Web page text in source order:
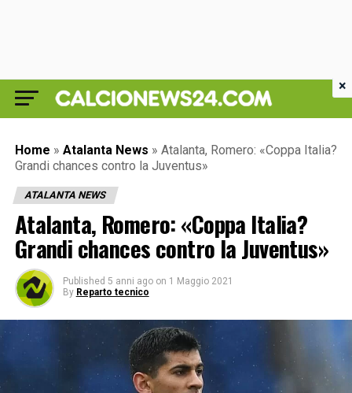
Home » Atalanta News » Atalanta, Romero: «Coppa Italia?
Grandi chances contro la Juventus»
ATALANTA NEWS
Atalanta, Romero: «Coppa Italia?
Grandi chances contro la Juventus»
Published 5 anni ago on 1 Maggio 2021
By Reparto tecnico
×